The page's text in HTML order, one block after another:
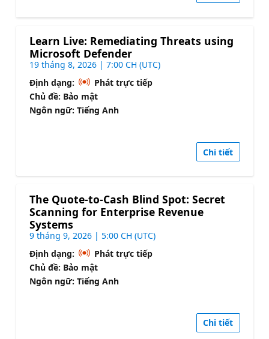
Learn Live: Remediating Threats using
Microsoft Defender
19 tháng 8, 2026 | 7:00 CH (UTC)
Định dạng:
Phát trực tiếp
Chủ đề: Bảo mật
Ngôn ngữ: Tiếng Anh
Chi tiết
The Quote-to-Cash Blind Spot: Secret
Scanning for Enterprise Revenue
Systems
9 tháng 9, 2026 | 5:00 CH (UTC)
Định dạng:
Phát trực tiếp
Chủ đề: Bảo mật
Ngôn ngữ: Tiếng Anh
Chi tiết